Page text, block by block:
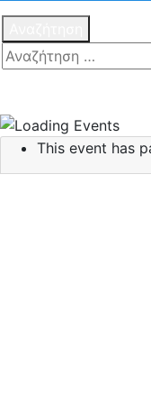
This event has